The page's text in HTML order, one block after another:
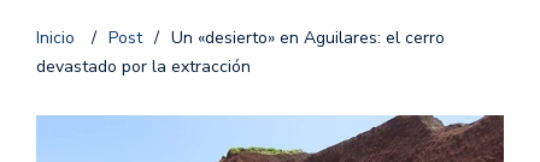
Inicio / Post / Un «desierto» en Aguilares: el cerro
devastado por la extracción